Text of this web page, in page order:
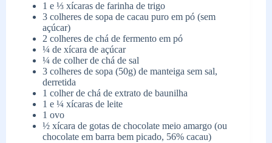
1 e ⅓ xícaras de farinha de trigo
3 colheres de sopa de cacau puro em pó (sem
açúcar)
2 colheres de chá de fermento em pó
¼ de xícara de açúcar
¼ de colher de chá de sal
3 colheres de sopa (50g) de manteiga sem sal,
derretida
1 colher de chá de extrato de baunilha
1 e ¼ xícaras de leite
1 ovo
½ xícara de gotas de chocolate meio amargo (ou
chocolate em barra bem picado, 56% cacau)